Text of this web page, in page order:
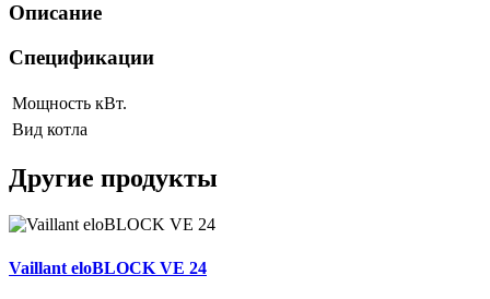
Описание
Спецификации
Мощность кВт.
Вид котла
Другие продукты
Vaillant eloBLOCK VE 24